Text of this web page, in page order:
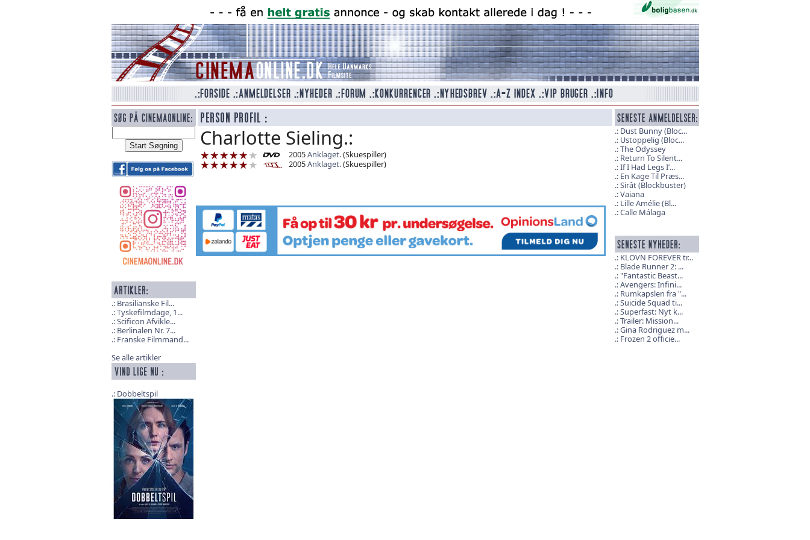
Brasilianske Fil...
Tyskefilmdage, 1...
Scificon Afvikle...
Berlinalen Nr. 7...
Franske Filmmand...
Se alle artikler
Dobbeltspil
Charlotte Sieling.:
2005Anklaget.(Skuespiller)
2005Anklaget.(Skuespiller)
Dust Bunny (Bloc...
Ustoppelig (Bloc...
The Odyssey
Return To Silent...
If I Had Legs I’...
En Kage Til Præs...
Sirât (Blockbuster)
Vaiana
Lille Amélie (Bl...
Calle Málaga
KLOVN FOREVER tr...
Blade Runner 2: ...
"Fantastic Beast...
Avengers: Infini...
Rumkapslen fra "...
Suicide Squad ti...
Superfast: Nyt k...
Trailer: Mission...
Gina Rodriguez m...
Frozen 2 officie...